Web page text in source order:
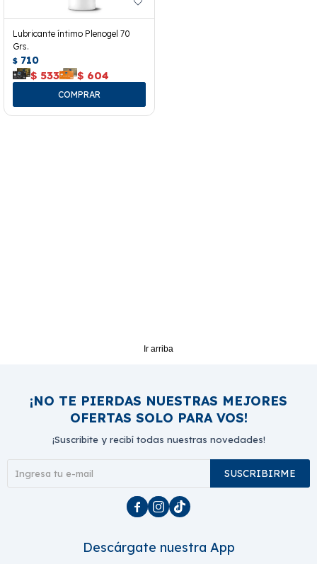
Lubricante íntimo Plenogel 70
Grs.
$ 710
$ 533 $ 604
Ir arriba
¡NO TE PIERDAS NUESTRAS MEJORES
OFERTAS SOLO PARA VOS!
¡Suscribite y recibí todas nuestras novedades!
SUSCRIBIRME
  
Descárgate nuestra App